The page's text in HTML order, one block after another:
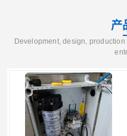
产
Development, design,